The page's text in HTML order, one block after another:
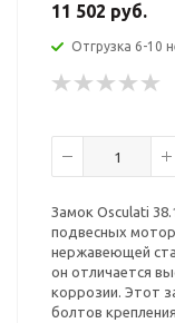
11 502 руб.
Отгрузка 6-10
Замок Osculati
подвесных
нержавеющей
он отличается
коррозии. Этот
болтов